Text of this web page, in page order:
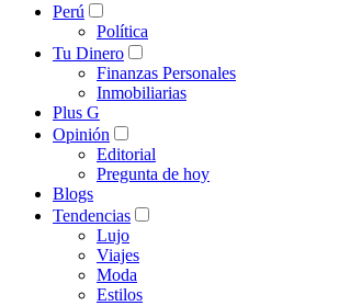
Perú
Política
Tu Dinero
Finanzas Personales
Inmobiliarias
Plus G
Opinión
Editorial
Pregunta de hoy
Blogs
Tendencias
Lujo
Viajes
Moda
Estilos